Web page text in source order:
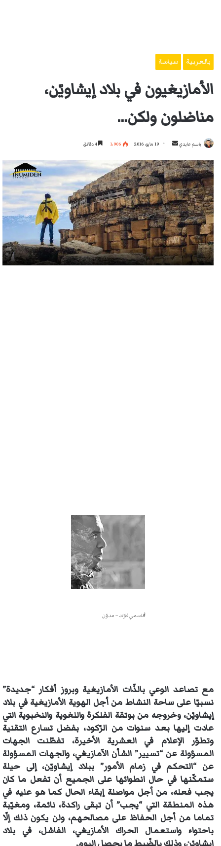
بالعربية سياسة
الأمازيغيون في بلاد إيشاويّن،
مناضلون ولكن…
باسم عابدي
أرسل
إلكترونيا
19 مايو، 2016 1٬906
ڨاسمي فؤاد – مدوّن
مع تصاعد الوعي بالذّات الأمازيغية وبروز أفكار “جديدة”
نسبيّا على ساحة النشاط من أجل الهوية الأمازيغية في بلاد
إيشاويّن، وخروجه من بوتقة الفلكرة واللغوية والنخبوية التي
عادت إليها بعد سنوات من الرّكود، بفضل تسارع التقنية
وتطوّر الإعلام في العشرية الأخيرة، تفطّنت الجهات
المسؤولة عن “تسيير” الشأن الآمازيغي، والجهات المسؤولة
عن “التحكم في زمام الأمور” ببلاد إيشاويّن، إلى حيلة
ستمكّنها في حال انطوائها على الجميع أن تفعل ما كان
يجب فعله، من أجل مواصلة إبقاء الحال كما هو عليه في
هذه المنطقة التي “يجب” أن تبقى راكدة، نائمة، ومغيّبة
تماما من أجل الحفاظ على مصالحهم، ولن يكون ذلك إلّا
باحتواء واستعمال الحراك الأمازيغي، الفاشل، في بلاد